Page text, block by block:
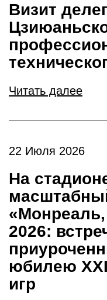
Визит
Читать далее
22 Июля 2026
На
2026:
юбилею
игр